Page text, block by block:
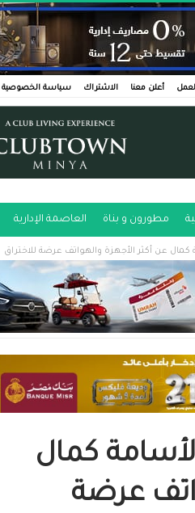
أعلن معنا الاشتراك سياسة الخصوصية
مطورون و بناة العاصمة الإدارية
عن أكثر الأجهزة والهواتف عرضة للاختراق
كمال
عرضة